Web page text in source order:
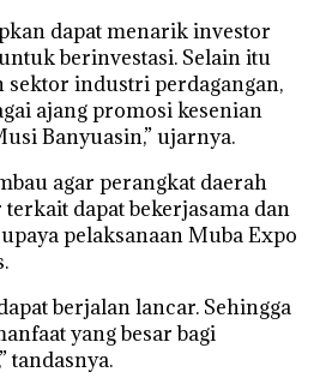
dapat menarik investor
berinvestasi. Selain itu
industri perdagangan,
ajang promosi kesenian
Banyuasin,” ujarnya.
agar perangkat daerah
dapat bekerjasama dan
pelaksanaan Muba Expo
berjalan lancar. Sehingga
yang besar bagi
tandasnya.